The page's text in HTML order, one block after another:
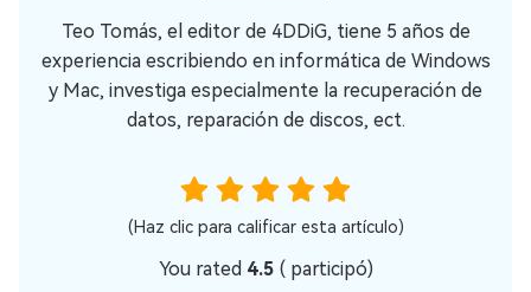
Teo Tomás, el editor de 4DDiG, tiene 5 años de
experiencia escribiendo en informática de Windows
y Mac, investiga especialmente la recuperación de
datos, reparación de discos, ect.
(Haz clic para calificar esta artículo)
You rated 4.5 ( participó)